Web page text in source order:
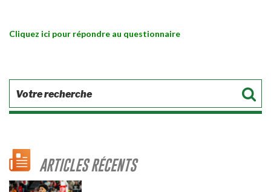
Cliquez ici pour répondre au questionnaire
ARTICLES RÉCENTS